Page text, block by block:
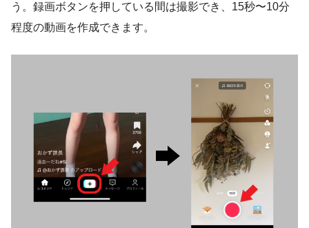
う。録画ボタンを押している間は撮影でき、15秒〜10分
程度の動画を作成できます。